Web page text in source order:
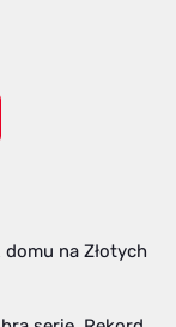
na Złotych